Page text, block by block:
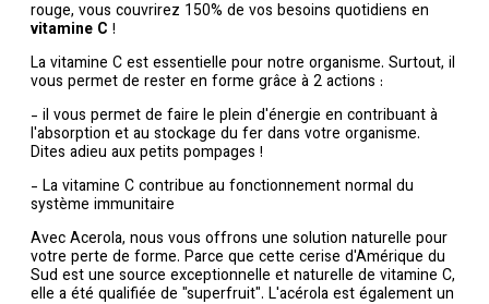
rouge, vous couvrirez 150% de vos besoins quotidiens en
vitamine C !
La vitamine C est essentielle pour notre organisme. Surtout, il
vous permet de rester en forme grâce à 2 actions :
- il vous permet de faire le plein d'énergie en contribuant à
l'absorption et au stockage du fer dans votre organisme.
Dites adieu aux petits pompages !
- La vitamine C contribue au fonctionnement normal du
système immunitaire
Avec Acerola, nous vous offrons une solution naturelle pour
votre perte de forme. Parce que cette cerise d'Amérique du
Sud est une source exceptionnelle et naturelle de vitamine C,
elle a été qualifiée de "superfruit". L'acérola est également un